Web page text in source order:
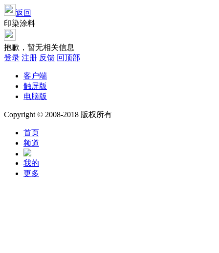
返回
印染涂料
抱歉，暂无相关信息
登录 注册 反馈 回顶部
客户端
触屏版
电脑版
Copyright © 2008-2018 版权所有
首页
频道
我的
更多